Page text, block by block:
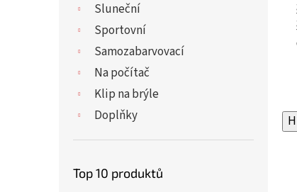
Sluneční
Sportovní
Samozabarvovací
Na počítač
Klip na brýle
Doplňky
Top 10 produktů